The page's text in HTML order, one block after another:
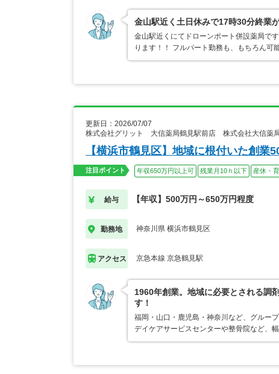
金山駅近く土日休みで17時30分終業
金山駅近くにてドローンポート併設薬局で
ります！！ フルパート勤務も、もちろん
更新日：2026/07/07
株式会社グリット 大信薬局鶴見駅前店 株式会社大信薬
【横浜市鶴見区】地域に根付いた創業
注目ポイント 年収650万円以上可 残業月10ｈ以下 産休・
給与 【年収】500万円～650万円程度
勤務地 神奈川県 横浜市鶴見区
アクセス 京急本線 京急鶴見駅
1960年創業。地域に必要とされる調
す！
福岡・山口・鹿児島・神奈川など、グルー
デイケアサービスセンターや整骨院など、